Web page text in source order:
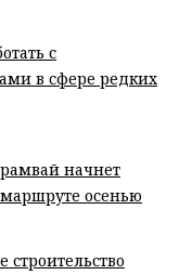
с
в сфере редких
начнет
осенью
строительство